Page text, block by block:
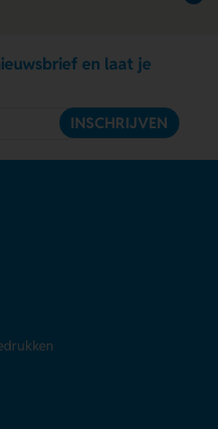
en laat je
INSCHRIJVEN